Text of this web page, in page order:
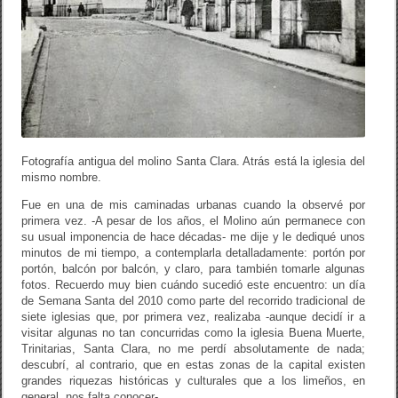
Fotografía antigua del molino Santa Clara. Atrás está la iglesia del
mismo nombre.
Fue en una de mis caminadas urbanas cuando la observé por
primera vez. -A pesar de los años, el Molino aún permanece con
su usual imponencia de hace décadas- me dije y le dediqué unos
minutos de mi tiempo, a contemplarla detalladamente: portón por
portón, balcón por balcón, y claro, para también tomarle algunas
fotos. Recuerdo muy bien cuándo sucedió este encuentro: un día
de Semana Santa del 2010 como parte del recorrido tradicional de
siete iglesias que, por primera vez, realizaba -aunque decidí ir a
visitar algunas no tan concurridas como la iglesia Buena Muerte,
Trinitarias, Santa Clara, no me perdí absolutamente de nada;
descubrí, al contrario, que en estas zonas de la capital existen
grandes riquezas históricas y culturales que a los limeños, en